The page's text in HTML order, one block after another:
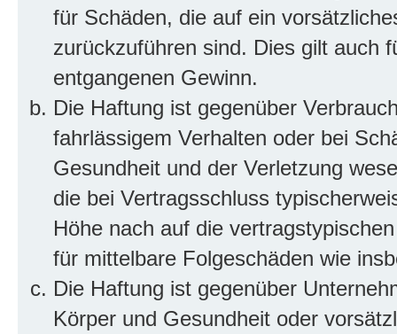
für Schäden, die auf ein
zurückzuführen sind. Dies gilt auch
entgangenen Gewinn.
Die Haftung ist gegenüber
fahrlässigem Verhalten oder bei
Gesundheit und der Verletzung
die bei Vertragsschluss
Höhe nach auf die
für mittelbare Folgeschäden wie
Die Haftung ist gegenüber
Körper und Gesundheit oder